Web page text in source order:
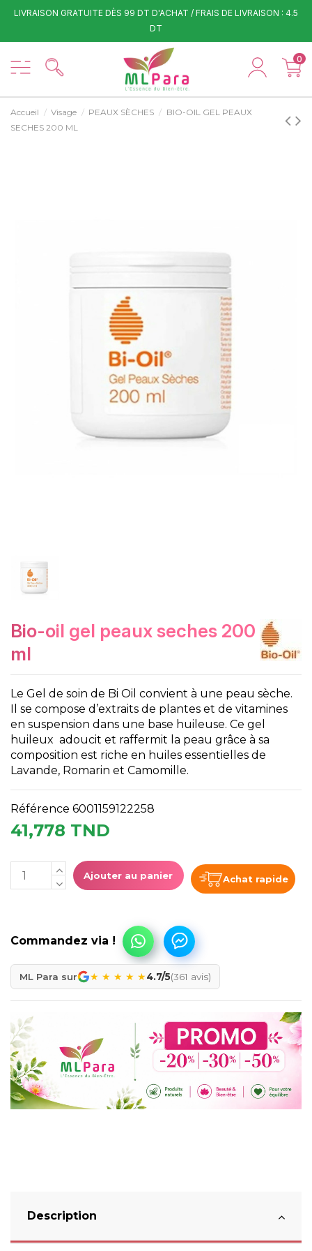
LIVRAISON GRATUITE DÈS 99 DT D'ACHAT / FRAIS DE LIVRAISON : 4.5
DT
0
Accueil Visage PEAUX SÈCHES
BIO-OIL GEL PEAUX
SECHES 200 ML
bio-oil gel peaux seches 200
ml
Le Gel de soin de Bi Oil convient à une peau sèche.
Il se compose d’extraits de plantes et de vitamines
en suspension dans une base huileuse. Ce gel
huileux adoucit et raffermit la peau grâce à sa
composition est riche en huiles essentielles de
Lavande, Romarin et Camomille.
Référence 6001159122258
41,778 TND
Ajouter au panier Achat rapide
ML Para sur ★ ★ ★ ★ ★4.7/5(361 avis)
Description